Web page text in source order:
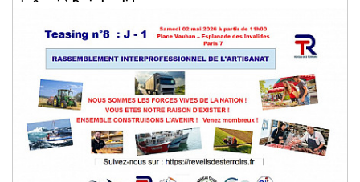
le 2 mai à Paris Invalides